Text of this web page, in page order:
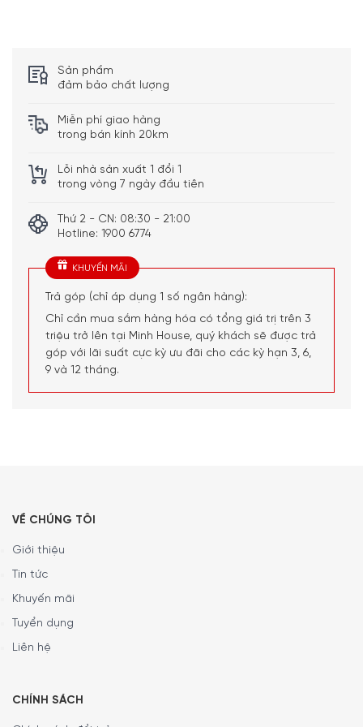
Máy Sấy Quần Áo Heat Pump Miele TCF770WP EcoSpeed đã
Tích hợp hệ thống thoát nước ngưng tụ
Máy sấy quần áo Heat Pump Miele TCF770WP EcoSpeed
có hệ thống thoát nước ngưng tích hợp với cuộn vòi. Điều
này cho phép nước ngưng tụ được chảy trực tiếp vào
Sản phẩm
đảm bảo chất lượng
Miễn phí giao hàng
trong bán kính 20km
Lỗi nhà sản xuất 1 đổi 1
trong vòng 7 ngày đầu tiên
Thứ 2 - CN: 08:30 - 21:00
Hotline: 1900 6774
KHUYẾN MÃI
Trả góp (chỉ áp dụng 1 số ngân hàng):
Chỉ cần mua sắm hàng hóa có tổng giá trị trên 3
triệu trở lên tại Minh House, quý khách sẽ được trả
góp với lãi suất cực kỳ ưu đãi cho các kỳ hạn 3, 6,
9 và 12 tháng.
VỀ CHÚNG TÔI
Giới thiệu
Tin tức
Khuyến mãi
Tuyển dụng
Liên hệ
CHÍNH SÁCH